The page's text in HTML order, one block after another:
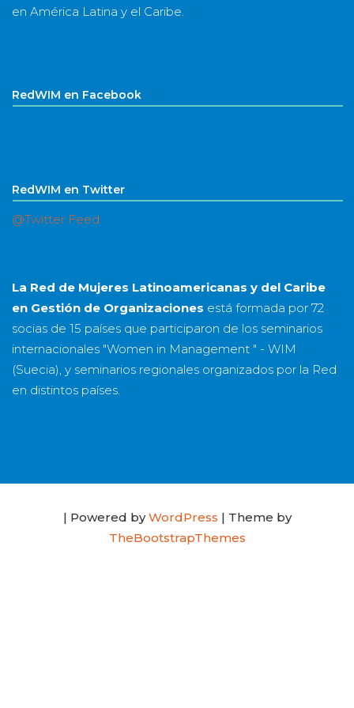
en América Latina y el Caribe.
RedWIM en Facebook
RedWIM en Twitter
@Twitter Feed
La Red de Mujeres Latinoamericanas y del Caribe
en Gestión de Organizaciones está formada por 72
socias de 15 países que participaron de los seminarios
internacionales "Women in Management " - WIM
(Suecia), y seminarios regionales organizados por la Red
en distintos países.
| Powered byWordPress | Theme by
TheBootstrapThemes